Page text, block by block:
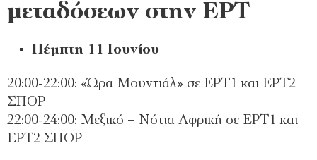
μεταδόσεων στην ΕΡΤ
Πέμπτη 11 Ιουνίου
20:00-22:00: «Ώρα Μουντιάλ» σε ΕΡΤ1 και ΕΡΤ2
ΣΠΟΡ
22:00-24:00: Μεξικό – Νότια Αφρική σε ΕΡΤ1 και
ΕΡΤ2 ΣΠΟΡ